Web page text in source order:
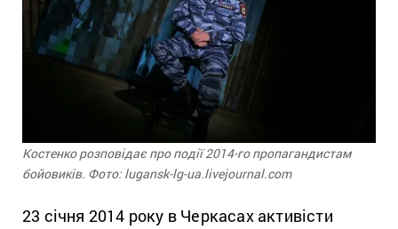
Костенко розповідає про події 2014-го пропагандистам
бойовиків. Фото: lugansk-lg-ua.livejournal.com
23 січня 2014 року в Черкасах активісти